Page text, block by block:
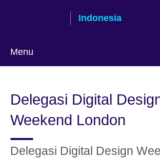
Indonesia
Menu
Delegasi Digital
Weekend London
Delegasi Digital Design